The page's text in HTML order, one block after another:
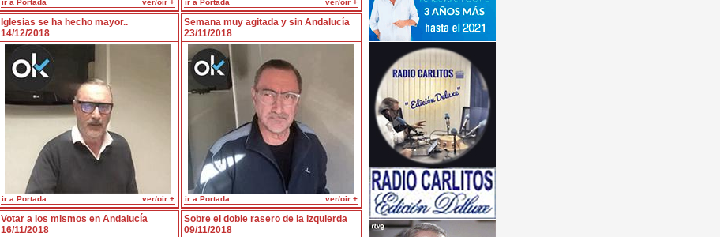
ir a Portada ver/oir + ir a Portada ver/oir +
Iglesias se ha hecho mayor..
14/12/2018
ir a Portada ver/oir +
Semana muy agitada y sin Andalucía
23/11/2018
ir a Portada ver/oir +
Votar a los mismos en Andalucía
16/11/2018
Sobre el doble rasero de la izquierda
09/11/2018